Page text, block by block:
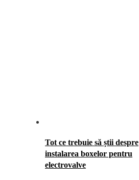
Tot ce trebuie să știi despre
instalarea boxelor pentru
electrovalve